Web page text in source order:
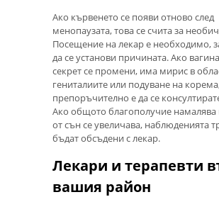
Ако кървенето се появи отново след
менопаузата, това се счита за
Посещение на лекар е необходимо,
да се установи причината. Ако
секрет се промени, има мирис в
гениталиите или подуване на
препоръчително е да се
Ако общото благополучие намалява
от сън се увеличава, наблюденията
бъдат обсъдени с лекар.
Лекари и терапевти
вашия район